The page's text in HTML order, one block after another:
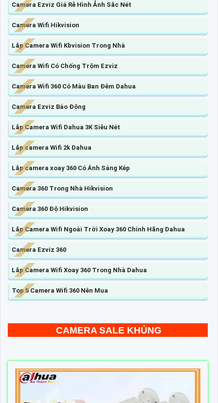
Camera Ezviz Giá Rẻ Hình Ảnh Sắc Nét
Camera Wifi Hikvision
Lắp Camera Wifi Kbvision Trong Nhà
Camera Wifi Có Chống Trộm Ezviz
Camera Wifi 360 Có Màu Ban Đêm Dahua
Camera Ezviz Báo Động
Lắp Camera Wifi Dahua 3K Siêu Nét
Lắp camera Wifi 2k Dahua
Lắp camera xoay 360 Có Ánh Sáng Kép
Camera 360 Trong Nhà Hikvision
Camera 360 Độ Hikvision
Lắp Camera Wifi Ngoài Trời Xoay 360 Chính Hãng Dahua
Camera Ezviz 360
Lắp Camera Wifi Xoay 360 Trong Nhà Dahua
Top 5 Camera Wifi 360 Nên Mua
CAMERA SALE KHỦNG